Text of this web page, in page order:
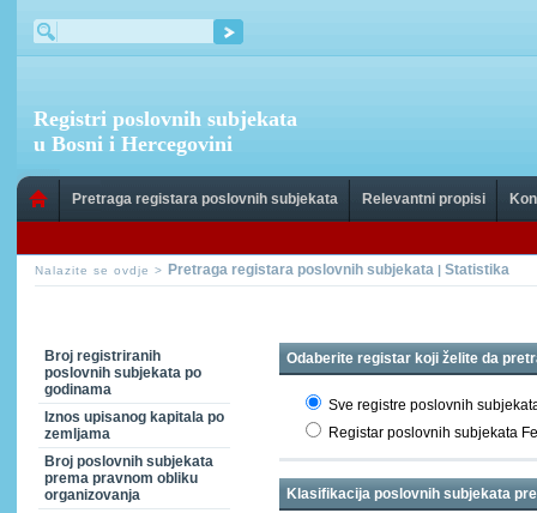
Registri poslovnih subjekata
u Bosni i Hercegovini
Pretraga registara poslovnih subjekata Relevantni propisi
Nalazite se ovdje > Pretraga registara poslovnih subjekata | Statistika
Broj registriranih
poslovnih subjekata po
godinama
Iznos upisanog kapitala po
zemljama
Broj poslovnih subjekata
prema pravnom obliku
organizovanja
Odaberite registar koji želite da
Sve registre poslovnih
Registar poslovnih subjekata
Klasifikacija poslovnih subjekata